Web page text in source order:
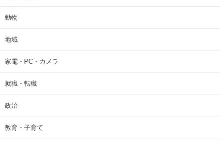
動物
地域
家電・PC・カメラ
就職・転職
政治
教育・子育て